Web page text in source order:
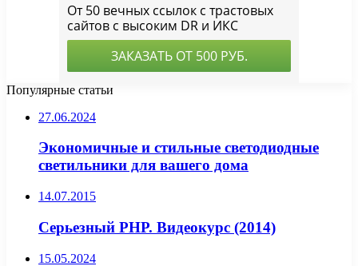
Популярные статьи
27.06.2024
Экономичные и стильные светодиодные
светильники для вашего дома
14.07.2015
Серьезный PHP. Видеокурс (2014)
15.05.2024